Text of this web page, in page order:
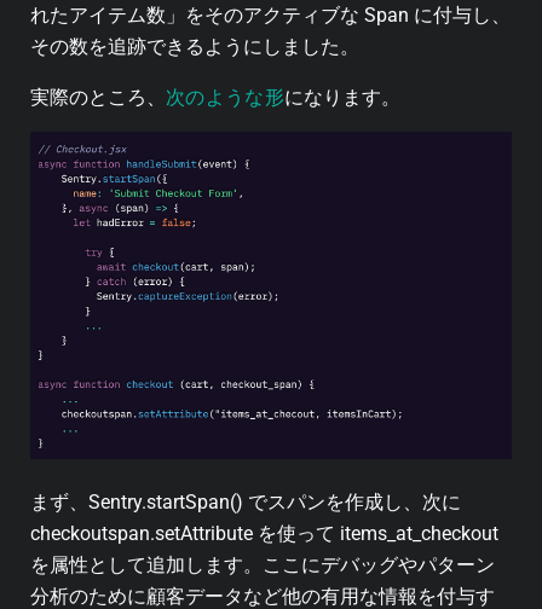
れたアイテム数」をそのアクティブな Span に付与し、
その数を追跡できるようにしました。
実際のところ、 次のような形になります。
まず、Sentry.startSpan() でスパンを作成し、次に
checkoutspan.setAttribute を使って items_at_checkout
を属性として追加します。ここにデバッグやパターン
分析のために顧客データなど他の有用な情報を付与す